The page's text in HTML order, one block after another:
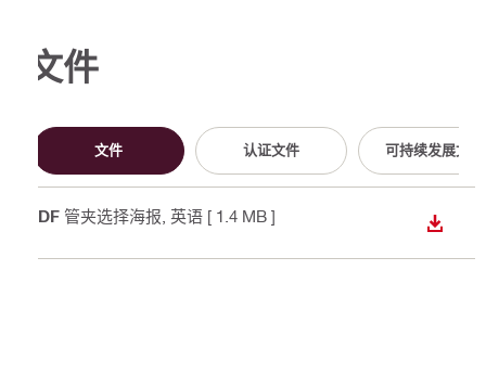
文件
文件 认证文件 可持续发展文件
PDF 管夹选择海报 , 英语 [ 1.4 MB ]
下载